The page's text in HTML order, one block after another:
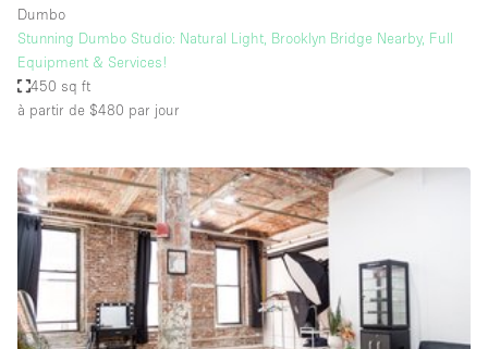
Licence Alcool
Lumière du Jour
Mobilier
Plusieurs Pièces
Portants
Presentoir Vitrine
Rooftop / Terrasse
Réserve
Dumbo
Stunning Dumbo Studio: Natural Light, Brooklyn Bridge Nearby, Full
Equipment & Services!
450 sq ft
à partir de $480 par jour